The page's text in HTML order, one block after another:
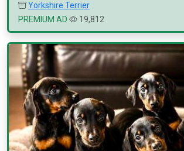
Yorkshire Terrier
PREMIUM AD
19,812